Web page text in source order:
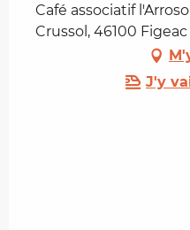
Café associatif
Crussol, 46100 Figeac
J'y